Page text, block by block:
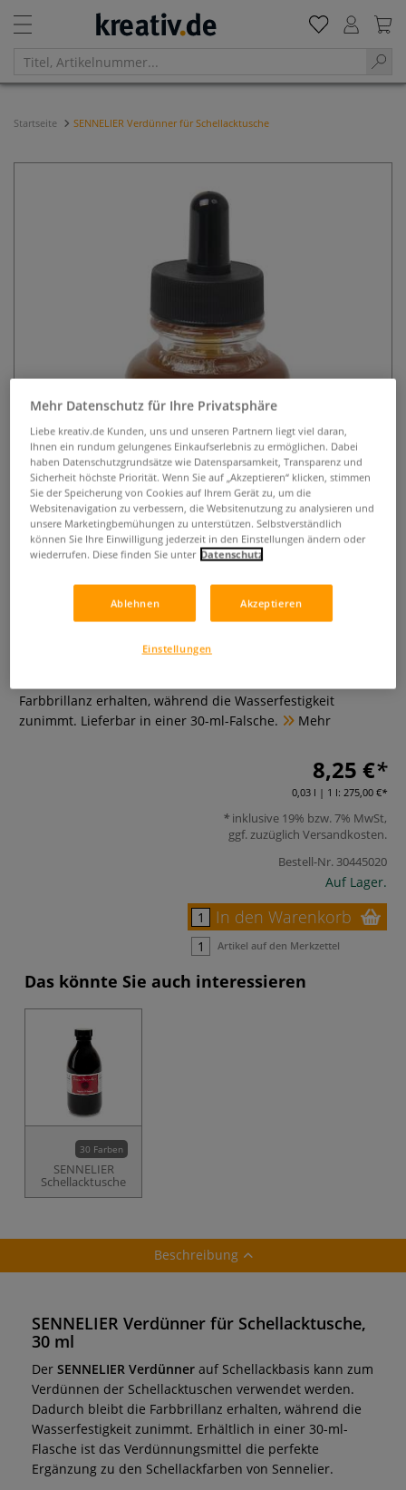
Startseite SENNELIER Verdünner für Schellacktusche
SENNELIER Verdünner für
Schellacktusche
0 Bewertungen
Der SENNELIER Verdünner wird zum Verdünnen der
Farbbrillanz erhalten, während die Wasserfestigkeit
zunimmt. Lieferbar in einer 30-ml-Falsche.
Mehr
8,25 €
0,03 l | 1 l: 275,00 €
inklusive 19% bzw. 7% MwSt,
ggf. zuzüglich Versandkosten.
Bestell-Nr. 30445020
Auf Lager.
In den Warenkorb
Artikel auf den Merkzettel
Das könnte Sie auch interessieren
30 Farben
SENNELIER
Schellacktusche
Beschreibung
SENNELIER Verdünner für Schellacktusche,
30 ml
Der SENNELIER Verdünner auf Schellackbasis kann zum
Verdünnen der Schellacktuschen verwendet werden.
Dadurch bleibt die Farbbrillanz erhalten, während die
Wasserfestigkeit zunimmt. Erhältlich in einer 30-ml-
Flasche ist das Verdünnungsmittel die perfekte
Ergänzung zu den Schellackfarben von Sennelier.
Mehr Datenschutz für Ihre Privatsphäre
Liebe kreativ.de Kunden, uns und unseren Partnern liegt viel daran,
Ihnen ein rundum gelungenes Einkaufserlebnis zu ermöglichen. Dabei
haben Datenschutzgrundsätze wie Datensparsamkeit, Transparenz und
Sicherheit höchste Priorität. Wenn Sie auf „Akzeptieren“ klicken, stimmen
Sie der Speicherung von Cookies auf Ihrem Gerät zu, um die
Websitenavigation zu verbessern, die Websitenutzung zu analysieren und
unsere Marketingbemühungen zu unterstützen. Selbstverständlich
können Sie Ihre Einwilligung jederzeit in den Einstellungen ändern oder
wiederrufen. Diese finden Sie unter Datenschutz
Ablehnen Akzeptieren
Einstellungen